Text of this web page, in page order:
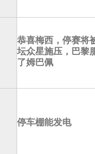
恭喜梅西，停赛将
坛众星施压，巴黎
了姆巴佩
停车棚能发电